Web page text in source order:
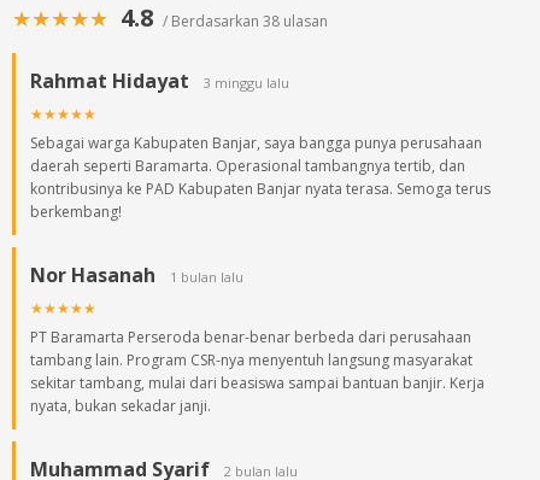
★★★★★ 4.8 / Berdasarkan 38 ulasan
Rahmat Hidayat 3 minggu lalu
★★★★★
Sebagai warga Kabupaten Banjar, saya bangga punya perusahaan
daerah seperti Baramarta. Operasional tambangnya tertib, dan
kontribusinya ke PAD Kabupaten Banjar nyata terasa. Semoga terus
berkembang!
Nor Hasanah 1 bulan lalu
★★★★★
PT Baramarta Perseroda benar-benar berbeda dari perusahaan
tambang lain. Program CSR-nya menyentuh langsung masyarakat
sekitar tambang, mulai dari beasiswa sampai bantuan banjir. Kerja
nyata, bukan sekadar janji.
Muhammad Syarif 2 bulan lalu